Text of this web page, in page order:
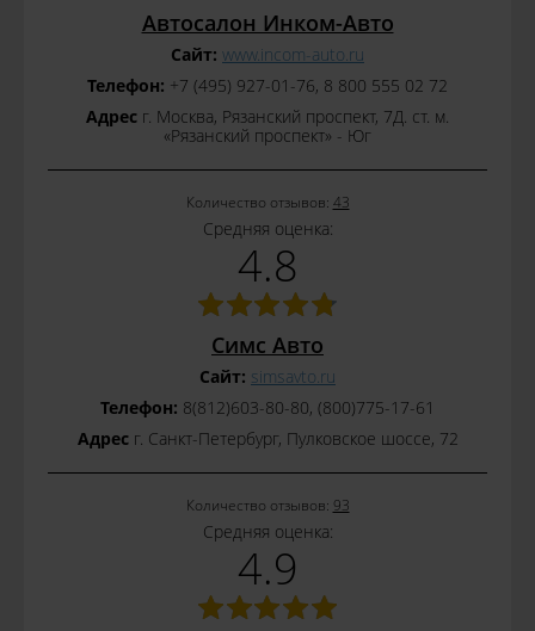
Автосалон Инком-Авто
Сайт: www.incom-auto.ru
Телефон: +7 (495) 927-01-76, 8 800 555 02 72
Адрес г. Москва, Рязанский проспект, 7Д. ст. м.
«Рязанский проспект» - Юг
Количество отзывов: 43
Средняя оценка:
4.8
Симс Авто
Сайт: simsavto.ru
Телефон: 8(812)603-80-80, (800)775-17-61
Адресг. Санкт-Петербург, Пулковское шоссе, 72
Количество отзывов: 93
Средняя оценка:
4.9